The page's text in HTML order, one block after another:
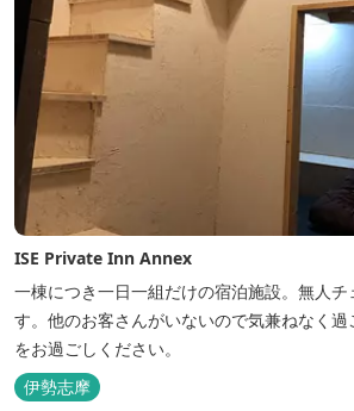
ISE Private Inn Annex
一棟につき一日一組だけの宿泊施設。無人
す。他のお客さんがいないので気兼ねなく
をお過ごしください。
伊勢志摩